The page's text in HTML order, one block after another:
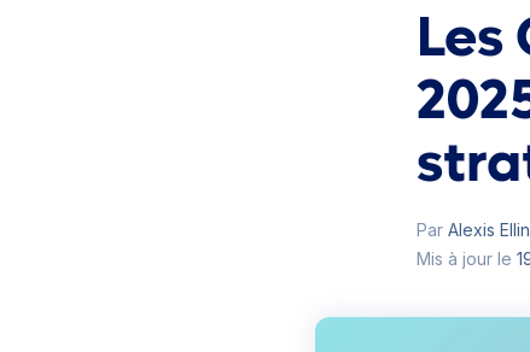
Les
Par Alexis Ellin
Mis à jour le